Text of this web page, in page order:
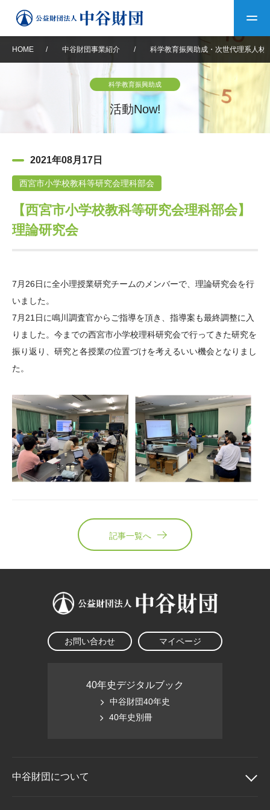
中谷財団について
設立趣意書 財団概要
沿革 40年史デジタルブック
役員・評議員 公開情報
年報一覧 中谷財団レポート
中谷財団事業紹介 中谷賞
神戸賞 長期大型研究助成
大学院生奨学金
国際学生交流プログラ
科学教育振興助成・
次世代理系人材育成プ
ログラム助成
中谷財団動画紹介
その他情報
アクセス
サイトマップ 中谷財団アーカイブ
日本語
HOME / 中谷財団事業紹介 / 科学教育振興助成・次世代理系人材
科学教育振興助成
活動Now!
2021年08月17日
西宮市小学校教科等研究会理科部会
【西宮市小学校教科等研究会理科部会】
理論研究会
7月26日に全小理授業研究チームのメンバーで、理論研究会を行
いました。
7月21日に鳴川調査官からご指導を頂き、指導案も最終調整に入
りました。今までの西宮市小学校理科研究会で行ってきた研究を
振り返り、研究と各授業の位置づけを考えるいい機会となりまし
た。
記事一覧へ
お問い合わせ マイページ
40年史デジタルブック
中谷財団40年史
40年史別冊
中谷財団について